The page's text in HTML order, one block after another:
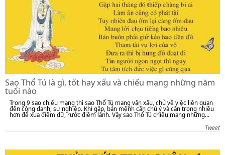
Sao Thổ Tú là gì, tốt hay xấu và chiếu mạng những năm
tuổi nào
Trong 9 sao chiếu mạng thì sao Thổ Tú mang vận xấu, chủ về việc liên quan
đến công danh, sự nghiệp. Khi gặp, bản mệnh cần chú ý và cẩn trọng nhiều
hơn để xua điềm dữ, rước điềm lành. Vậy sao Thổ Tú chiếu mạng những...
Tweet